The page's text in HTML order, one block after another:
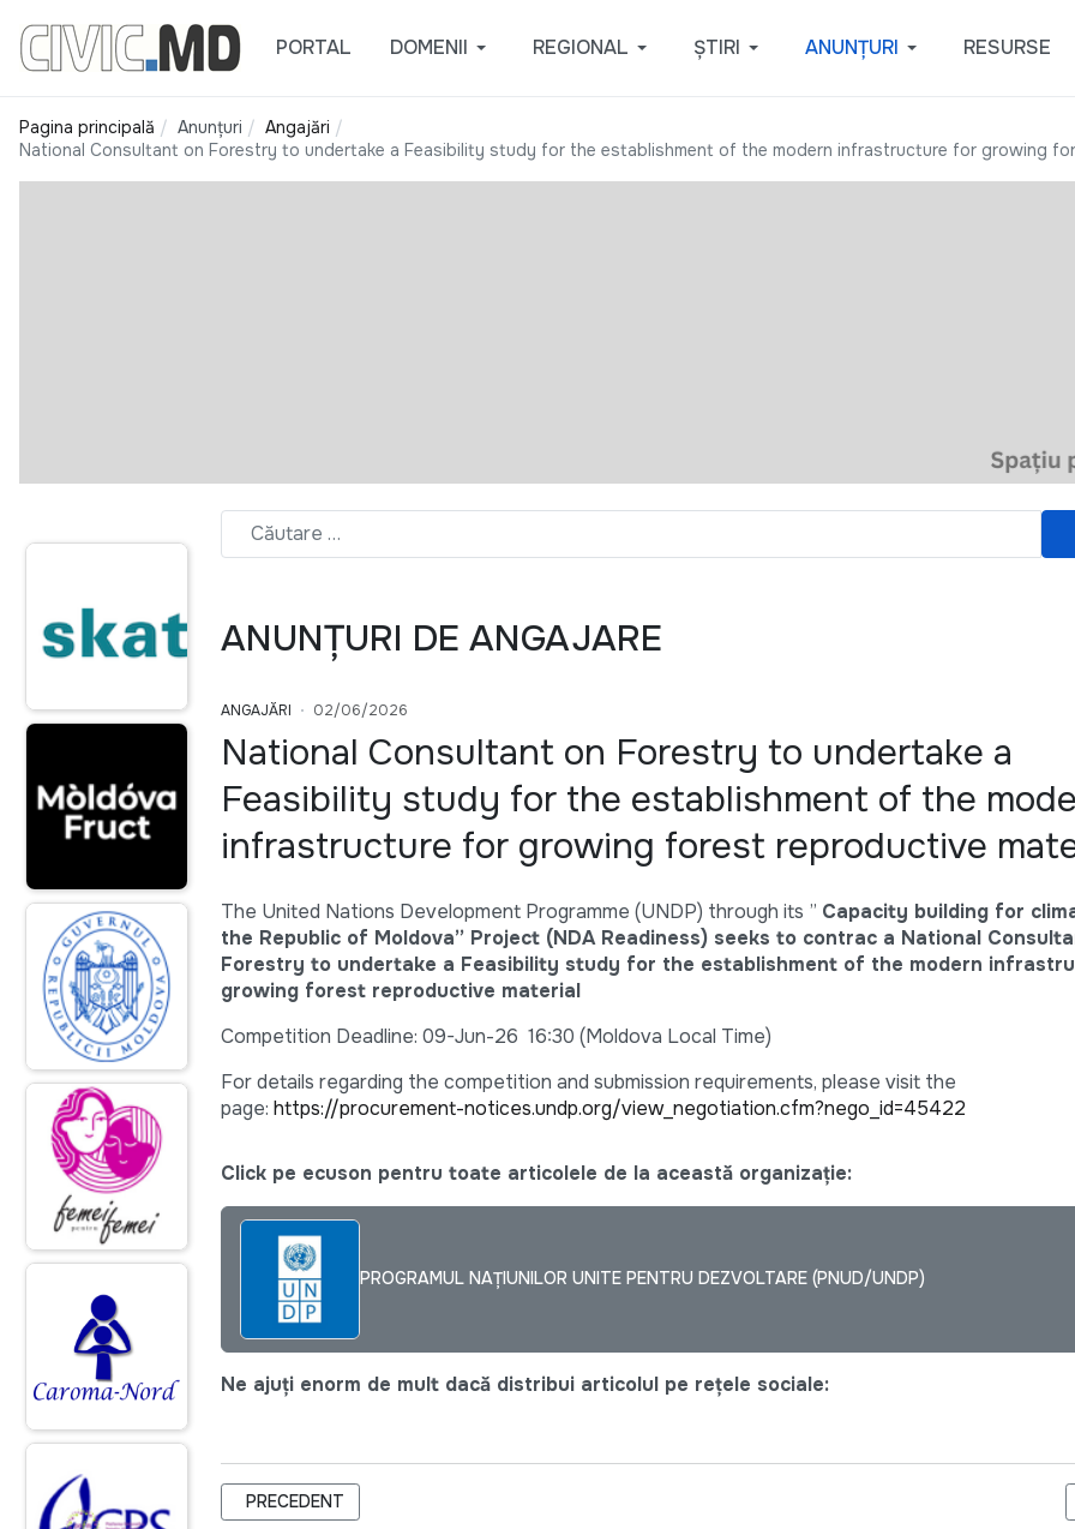
PORTAL DOMENII REGIONAL ȘTIRI ANUNȚURI RESURSE
Pagina principală Anunțuri
Angajări
National Consultant on Forestry to undertake a Feasibility study for the establishment of the modern infrastructure for growing
ANUNȚURI DE ANGAJARE
ANGAJĂRI 02/06/2026
National Consultant on Forestry to undertake a
Feasibility study for the establishment of the
infrastructure for growing forest reproductive
The United Nations Development Programme (UNDP) through its ” Capacity building for
the Republic of Moldova” Project (NDA Readiness) seeks to contrac a National
Forestry to undertake a Feasibility study for the establishment of the modern
growing forest reproductive material
Competition Deadline: 09-Jun-26 16:30 (Moldova Local Time)
For details regarding the competition and submission requirements, please visit the
page: https://procurement-notices.undp.org/view_negotiation.cfm?nego_id=45422
Click pe ecuson pentru toate articolele de la această organizație:
PROGRAMUL NAȚIUNILOR UNITE PENTRU DEZVOLTARE (PNUD/UNDP)
Ne ajuți enorm de mult dacă distribui articolul pe rețele sociale:
ARTICOL PRECEDENT: NATIONAL CONSULTANT ON AGRONOMY TO UNDERTAKE A FEASIBILITY
PRECEDENT